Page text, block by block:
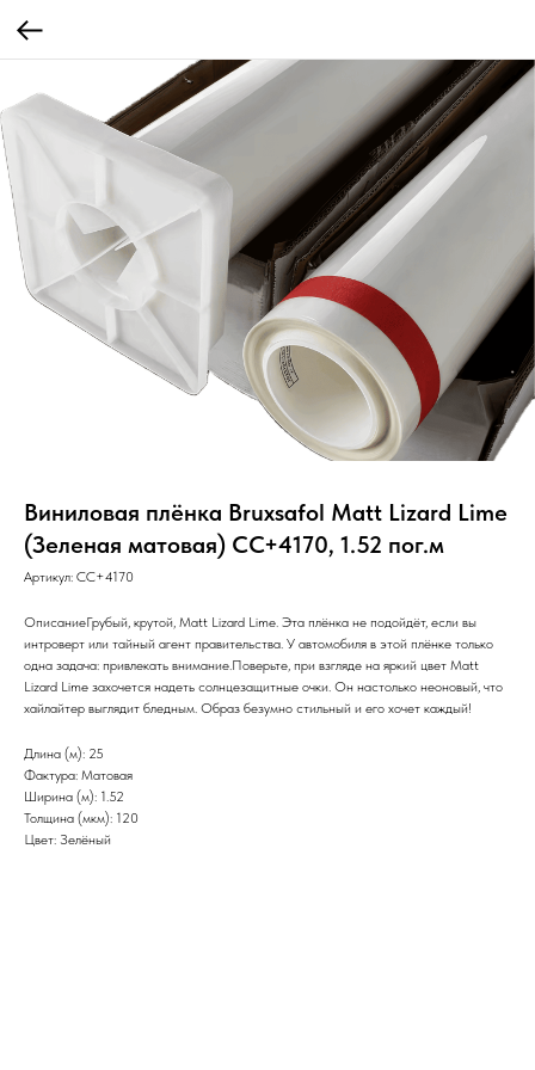
Виниловая плёнка Bruxsafol Matt Lizard Lime
(Зеленая матовая) CC+4170, 1.52 пог.м
Артикул: CC+4170
ОписаниеГрубый, крутой, Matt Lizard Lime. Эта плёнка не подойдёт, если вы
интроверт или тайный агент правительства. У автомобиля в этой плёнке только
одна задача: привлекать внимание.Поверьте, при взгляде на яркий цвет Matt
Lizard Lime захочется надеть солнцезащитные очки. Он настолько неоновый, что
хайлайтер выглядит бледным. Образ безумно стильный и его хочет каждый!
Длина (м): 25
Фактура: Матовая
Ширина (м): 1.52
Толщина (мкм): 120
Цвет: Зелёный